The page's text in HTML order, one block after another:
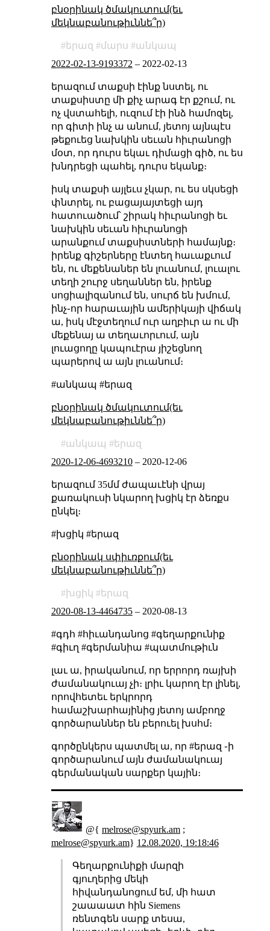
բնօրինակ ծմակուտում(եւ
մեկնաբանութիւննե՞ր)
երազ մարս
անկապ
2022-02-13-9193372 – 2022-02-13
երազում տաքսի էինք նստել, ու
տաքսիստը մի քիչ արագ էր քշում, ու
ոչ վստահելի, ուզում էի ինձ համոզել,
որ գիտի ինչ ա անում, յետոյ այնպէս
թեքուեց նախկին սեւան հիւրանոցի
մօտ, որ դուրս եկաւ դիմացի գիծ, ու ես
խնդրեցի պահել, դուրս եկանք։
իսկ տաքսի այլեւս չկար, ու ես սկսեցի
փնտրել, ու բացայայտեցի այդ
հատուածում՝ շիրակ հիւրանոցի եւ
նախկին սեւան հիւրանոցի
արանքում տաքսիստների համայնք։
իրենք գիշերները էնտեղ հաւաքւում
են, ու մեքենաներ են լուանում, լուալու
տեղի շուրջ սեղաններ են, իրենք
սոցիալիզանում են, սուրճ են խմում,
ինչ֊որ հարաւային ամերիկայի վիճակ
ա, իսկ մէջտեղում ուր աղբիւր ա ու մի
մեքենայ ա տեղաւորւում, այն
լուացողը կապուէրա յիշեցնող
պարերով ա այն լուանում։
#անկապ #երազ
բնօրինակ ծմակուտում(եւ
մեկնաբանութիւննե՞ր)
անկապ
երազ
2020-12-06-4693210– 2020-12-06
երազում 35մմ ժապաւէնի վրայ
քառակուսի նկարող խցիկ էր ձեռքս
ընկել։
#խցիկ #երազ
բնօրինակ սփիւռքում(եւ
մեկնաբանութիւննե՞ր)
խցիկ
երազ
2020-08-13-4464735– 2020-08-13
#գդհ #հիւանդանոց #գեղարքունիք
#գիւղ #գերմանիա #պատմութիւն
լաւ ա, իրականում, որ երրորդ ռայխի
ժամանակուայ չի։ լրիւ կարող էր լինել,
որովհետեւ երկրորդ
համաշխարհայինից յետոյ ամբողջ
գործարաններ են բերուել խսհմ։
գործընկերս պատմել ա, որ #երազ ֊ի
գործարանում այն ժամանակուայ
գերմանական սարքեր կային։
@{ melrose@spyurk.am;
melrose@spyurk.am} 12.08.2020, 19:18:46
Գեղարքունիքի մարզի
գյուղերից մեկի
հիվանդանոցում եմ, մի հատ
շաաաատ հին Siemens
ռենտգեն սարք տեսա,